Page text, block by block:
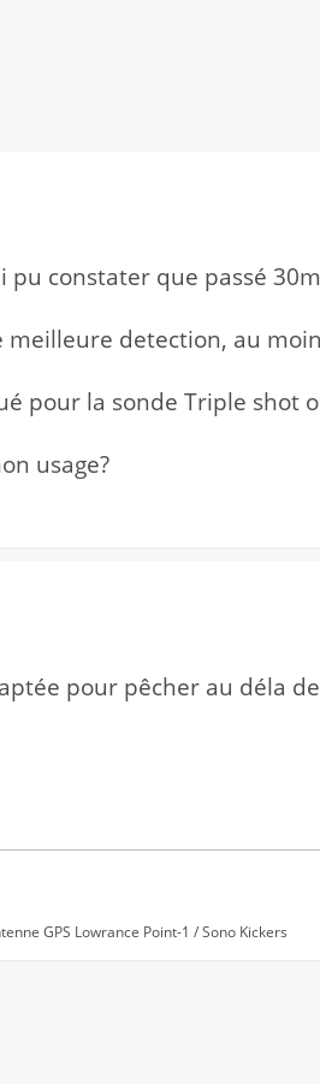
constater que passé
detection, au
pour la sonde Triple shot
usage?
pour pêcher au déla
GPS Lowrance Point-1 / Sono Kickers